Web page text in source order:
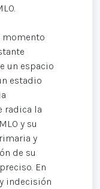
momento
un espacio
estadio
radica la
y su
y
de su
En
indecisión